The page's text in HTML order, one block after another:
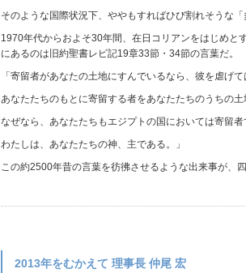
そのような国際状況下、ややもすればひび割れそうな
1970年代からおよそ30年間、在日コリアンをはじめと
にあるのは旧約聖書レビ記19章33節・34節の言葉だ。
「寄留者があなたの土地にすんでいるなら、彼を虐げて
あなたたちのもとに寄留する者をあなたたちのうちの
なぜなら、あなたたちもエジプトの国においては寄留者
わたしは、あなたたちの神、主である。」
この約2500年昔の言葉を彷彿させるような出来事が、
2013年をむかえて 理事長 仲尾 宏